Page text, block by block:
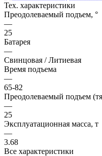
Тех. характеристики
Преодолеваемый подъем, °
—
25
Батарея
—
Свинцовая / Литиевая
Время подъема
—
65-82
Преодолеваемый подъем
—
25
Эксплуатационная масса, т
—
3.68
Все характеристики